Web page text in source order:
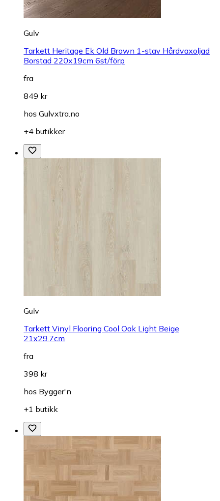
Gulv
Tarkett Heritage Ek Old Brown 1-stav Hårdvaxoljad
Borstad 220x19cm 6st/förp
fra
849 kr
hos Gulvxtra.no
+4 butikker
Gulv
Tarkett Vinyl Flooring Cool Oak Light Beige
21x29.7cm
fra
398 kr
hos Bygger'n
+1 butikk